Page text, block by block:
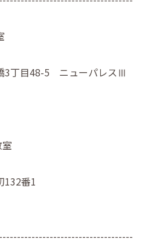
3丁目48-5 ニューパレスⅢ
132番1